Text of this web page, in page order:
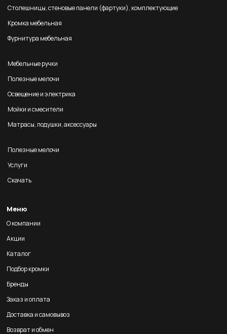
Столешницы, стеновые панели (фартуки), комплектующие
Кромка мебельная
Фурнитура мебельная
Мебельные ручки
Полезные мелочи
Освещение и электрика
Мойки и смесители
Матрасы, подушки, аксессуары
Полезные мелочи
Услуги
Скачать
Меню
О компании
Акции
Каталог
Подбор кромки
Бренды
Заказ и оплата
Доставка и самовывоз
Возврат и обмен